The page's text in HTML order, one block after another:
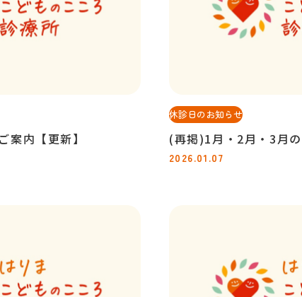
案内【更新】
休診日のお知らせ
(再掲)1月・2月・3月
2026.01.07